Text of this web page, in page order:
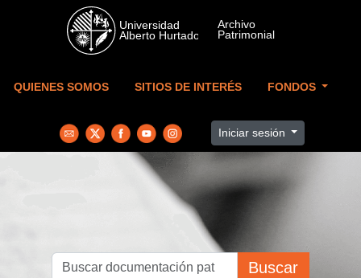
Skip to main content
QUIENES SOMOS SITIOS DE INTERÉS FONDOS
Iniciar sesión
Buscar